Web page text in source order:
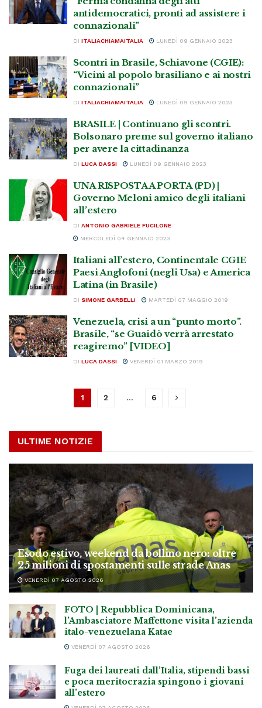
antidemocratici, pronti ad assistere i
connazionali”
DI ITALIACHIAMAITALIA LUNEDÌ 09 GENNAIO 2023
Scontri in Brasile, Schiavone (CGIE):
“Vicini al popolo brasiliano e ai nostri
connazionali”
DI ITALIACHIAMAITALIA LUNEDÌ 09 GENNAIO 2023
BRASILE | Continuano gli scontri.
Bolsonaro preme sul governo italiano
per avere la cittadinanza
DI LUCA DASSI LUNEDÌ 09 GENNAIO 2023
UNA RISPOSTA A PORTA (PD) |
Governo Meloni amico degli italiani
all’estero
DI ANTONIO GABRIELE FUCILONE
MERCOLEDÌ 04 GENNAIO 2023
Italiani all’estero, Continentale CGIE
Paesi Anglofoni (negli Usa) e America
Latina (in Brasile)
DI SIMONE GARBELLI MARTEDÌ 07 MAGGIO 2019
Venezuela, crisi a un “punto morto”.
Brasile, “se Guaidò verrà arrestato
reagiremo” [VIDEO]
DI LUCA DASSI VENERDÌ 01 MARZO 2019
1 2 … 6
ULTIME NOTIZIE
Esodo estivo, weekend da bollino nero: oltre
25 milioni di spostamenti sulle strade Anas
VENERDÌ 07 AGOSTO 2026
FOTO | Repubblica Dominicana,
l’Ambasciatore Maffettone visita l’azienda
italo-venezuelana Katae
VENERDÌ 07 AGOSTO 2026
Fuga dei laureati dall’Italia, stipendi bassi
e poca meritocrazia spingono i giovani
all’estero